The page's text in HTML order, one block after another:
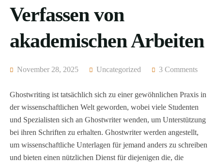
Verfassen von
akademischen Arbeiten
November 28, 2025 Uncategorized 3 Comments
Ghostwriting ist tatsächlich sich zu einer gewöhnlichen Praxis in
der wissenschaftlichen Welt geworden, wobei viele Studenten
und Spezialisten sich an Ghostwriter wenden, um Unterstützung
bei ihren Schriften zu erhalten. Ghostwriter werden angestellt,
um wissenschaftliche Unterlagen für jemand anders zu schreiben
und bieten einen nützlichen Dienst für diejenigen die, die